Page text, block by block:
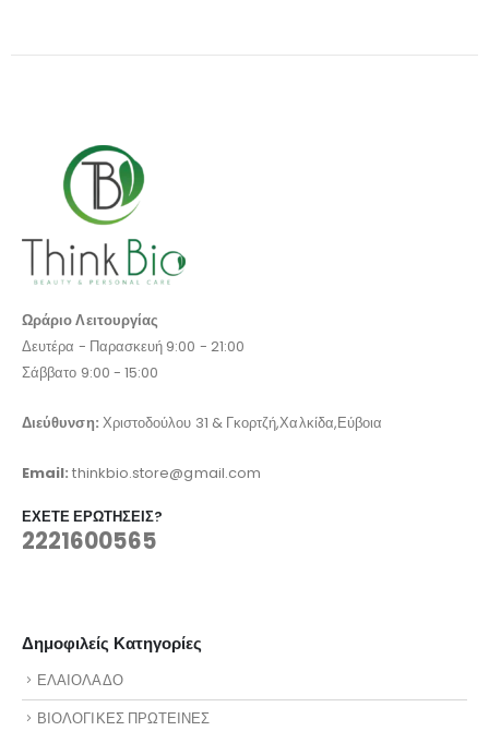
Ωράριο Λειτουργίας
Δευτέρα - Παρασκευή 9:00 - 21:00
Σάββατο 9:00 - 15:00
Διεύθυνση: Χριστοδούλου 31 & Γκορτζή,Χαλκίδα,Εύβοια
Email:thinkbio.store@gmail.com
ΈΧΕΤΕ ΕΡΩΤΉΣΕΙΣ?
2221600565
Δημοφιλείς Κατηγορίες
ΕΛΑΙΟΛΑΔΟ
ΒΙΟΛΟΓΙΚΕΣ ΠΡΩΤΕΙΝΕΣ